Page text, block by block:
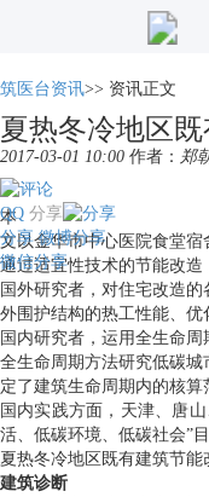
筑医台资讯>> 资讯正文
夏热冬冷地区
2017-03-01 10:00 作者： 郑
分享
QQ
分享 微博分享
微信分享
本
文以金华市中心医院食堂
通过适宜性技术的节能改造
国外研究者，对住宅改造
外围护结构的热工性能、优
国内研究者，运用全生命
全生命周期方法研究低碳
定了建筑生命周期内的核算
国内实践方面，天津、唐
活、低碳环境、低碳社会”
夏热冬冷地区既有建筑节
建筑诊断